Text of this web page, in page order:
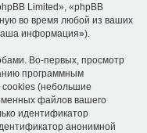
Limited», «phpBB
во время любой из ваших
информация»).
Во-первых, просмотр
программным
cookies (небольшие
файлов вашего
идентификатор
анонимной